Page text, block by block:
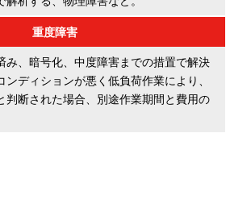
重度障害
み、暗号化、中度障害までの措置で解決
ディションが悪く低負荷作業により、
判断された場合、別途作業期間と費用の